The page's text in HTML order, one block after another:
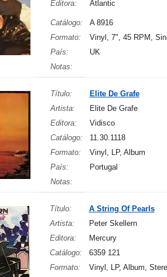
Editora: Atlantic
Catálogo:
A 8916
Formato:
Vinyl, 7", 45 RPM,
País:
UK
Notas:
Título:
Elite De Grafe
Artista:
Elite De Grafe
Editora:
Vidisco
Catálogo:
11.30.1118
Formato:
Vinyl, LP, Album
País:
Portugal
Notas:
Título:
A String Of Pearls
Artista:
Peter Skellern
Editora:
Mercury
Catálogo:
6359 121
Formato:
Vinyl, LP, Album,